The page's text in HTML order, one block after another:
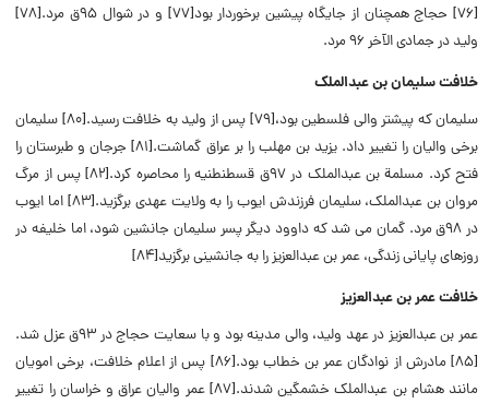
[۷۶] حجاج همچنان از جایگاه پیشین برخوردار بود[۷۷] و در شوال ۹۵ق مرد.[۷۸]
ولید در جمادی الآخر ۹۶ مرد.
خلافت سلیمان بن عبدالملک
سلیمان که پیشتر والی فلسطین بود،[۷۹] پس از ولید به خلافت رسید.[۸۰] سلیمان
برخی والیان را تغییر داد. یزید بن مهلب را بر عراق گماشت.[۸۱] جرجان و طبرستان را
فتح کرد. مسلمة بن عبدالملک در ۹۷ق قسطنطنیه را محاصره کرد.[۸۲]
پس از مرگ
مروان بن عبدالملک، سلیمان فرزندش ایوب را به ولایت عهدی برگزید.[۸۳] اما ایوب
در ۹۸ق مرد. گمان می شد که داوود دیگر پسر سلیمان جانشین شود، اما خلیفه در
روزهای پایانی زندگی، عمر بن عبدالعزیز را به جانشینی برگزید[۸۴]
خلافت عمر بن عبدالعزیز
عمر بن عبدالعزیز در عهد ولید، والی مدینه بود و با سعایت حجاج در ۹۳ق عزل شد.
[۸۵] مادرش از نوادگان عمر بن خطاب بود.[۸۶] پس از اعلام خلافت، برخی امویان
مانند هشام بن عبدالملک خشمگین شدند.[۸۷]
عمر والیان عراق و خراسان را تغییر